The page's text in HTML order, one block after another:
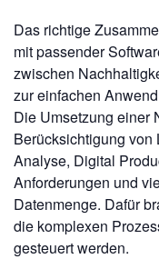
Das richtige
mit passender
zwischen
zur einfachen
Die Umsetzung einer
Berücksichtigung
Analyse, Digital
Anforderungen und
Datenmenge. Dafür
die komplexen
gesteuert werden.